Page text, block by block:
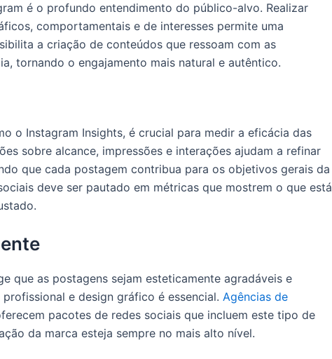
é o profundo entendimento do público-alvo. Realizar
comportamentais e de interesses permite uma
a criação de conteúdos que ressoam com as
tornando o engajamento mais natural e autêntico.
o Instagram Insights, é crucial para medir a eficácia das
sobre alcance, impressões e interações ajudam a refinar
que cada postagem contribua para os objetivos gerais da
deve ser pautado em métricas que mostrem o que está
que as postagens sejam esteticamente agradáveis e
e design gráfico é essencial. Agências de
pacotes de redes sociais que incluem este tipo de
da marca esteja sempre no mais alto nível.